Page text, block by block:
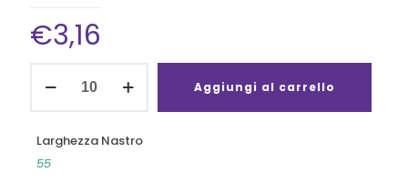
€3,16
Nero
quantità
Aggiungi al carrello
Larghezza Nastro
55